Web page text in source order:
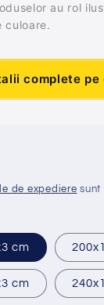
au rol
culoare.
complete pe
de expediere sunt
cm
cm